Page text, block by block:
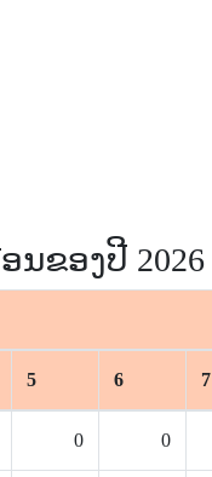
ຂອງປີ 2026
5 6 7
0 0